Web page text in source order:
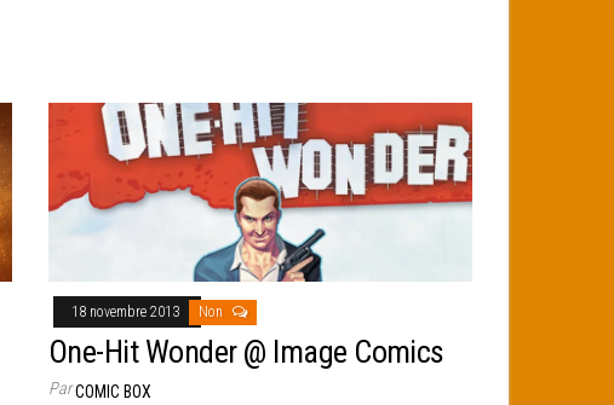
18 novembre 2013 Non
One-Hit Wonder @ Image Comics
ParCOMIC BOX